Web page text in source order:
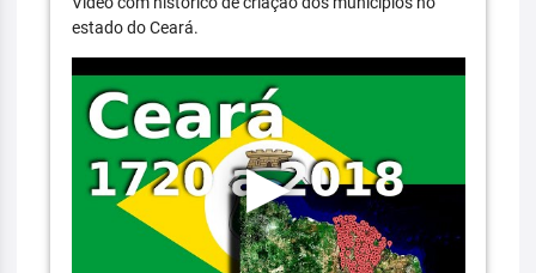
estado do Ceará.